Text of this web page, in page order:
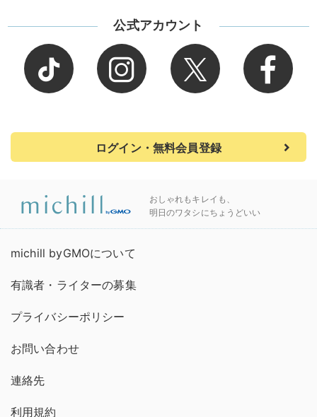
公式アカウント
ログイン・無料会員登録
おしゃれもキレイも、
明日のワタシにちょうどいい
michill byGMOについて
有識者・ライターの募集
プライバシーポリシー
お問い合わせ
連絡先
利用規約